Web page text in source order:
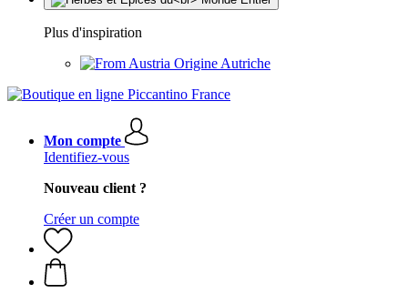
Plus d'inspiration
Origine Autriche
Mon compte
Identifiez-vous
Nouveau client ?
Créer un compte